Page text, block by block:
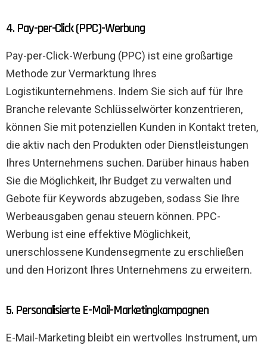
4. Pay-per-Click (PPC)-Werbung
Pay-per-Click-Werbung (PPC) ist eine großartige
Methode zur Vermarktung Ihres
Logistikunternehmens. Indem Sie sich auf für Ihre
Branche relevante Schlüsselwörter konzentrieren,
können Sie mit potenziellen Kunden in Kontakt treten,
die aktiv nach den Produkten oder Dienstleistungen
Ihres Unternehmens suchen. Darüber hinaus haben
Sie die Möglichkeit, Ihr Budget zu verwalten und
Gebote für Keywords abzugeben, sodass Sie Ihre
Werbeausgaben genau steuern können. PPC-
Werbung ist eine effektive Möglichkeit,
unerschlossene Kundensegmente zu erschließen
und den Horizont Ihres Unternehmens zu erweitern.
5. Personalisierte E-Mail-Marketingkampagnen
E-Mail-Marketing bleibt ein wertvolles Instrument, um